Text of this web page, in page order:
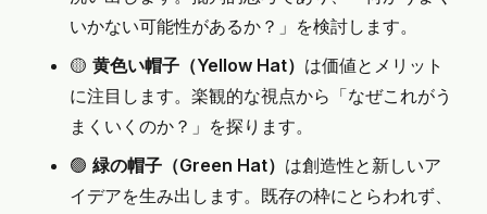
いかない可能性があるか？」を検討します。
🟡 黄色い帽子（Yellow Hat） は価値とメリット
に注目します。楽観的な視点から「なぜこれがう
まくいくのか？」を探ります。
🟢 緑の帽子（Green Hat） は創造性と新しいア
イデアを生み出します。既存の枠にとらわれず、